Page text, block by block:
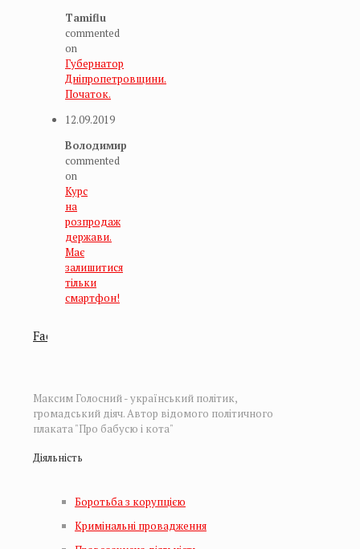
Tamiflu
commented
on
Губернатор
Дніпропетровщини.
Початок.
12.09.2019
Володимир
commented
on
Курс
на
розпродаж
держави.
Має
залишитися
тільки
смартфон!
Facebook
Максим Голосний - український політик,
громадський діяч. Автор відомого політичного
плаката "Про бабусю і кота"
Діяльність
Боротьба з корупцією
Кримінальні провадження